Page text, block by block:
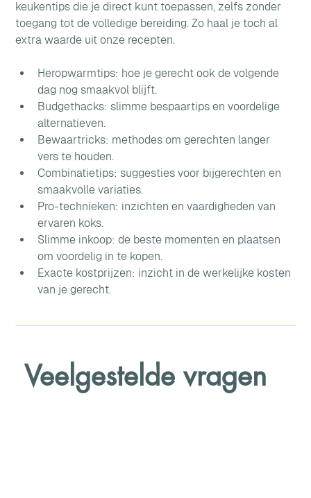
keukentips die je direct kunt toepassen, zelfs zonder
toegang tot de volledige bereiding. Zo haal je toch al
extra waarde uit onze recepten.
Heropwarmtips: hoe je gerecht ook de volgende
dag nog smaakvol blijft.
Budgethacks: slimme bespaartips en voordelige
alternatieven.
Bewaartricks: methodes om gerechten langer
vers te houden.
Combinatietips: suggesties voor bijgerechten en
smaakvolle variaties.
Pro-technieken: inzichten en vaardigheden van
ervaren koks.
Slimme inkoop: de beste momenten en plaatsen
om voordelig in te kopen.
Exacte kostprijzen: inzicht in de werkelijke kosten
van je gerecht.
Veelgestelde vragen